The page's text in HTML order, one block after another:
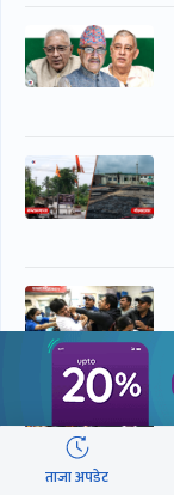
ताजा अपडेट